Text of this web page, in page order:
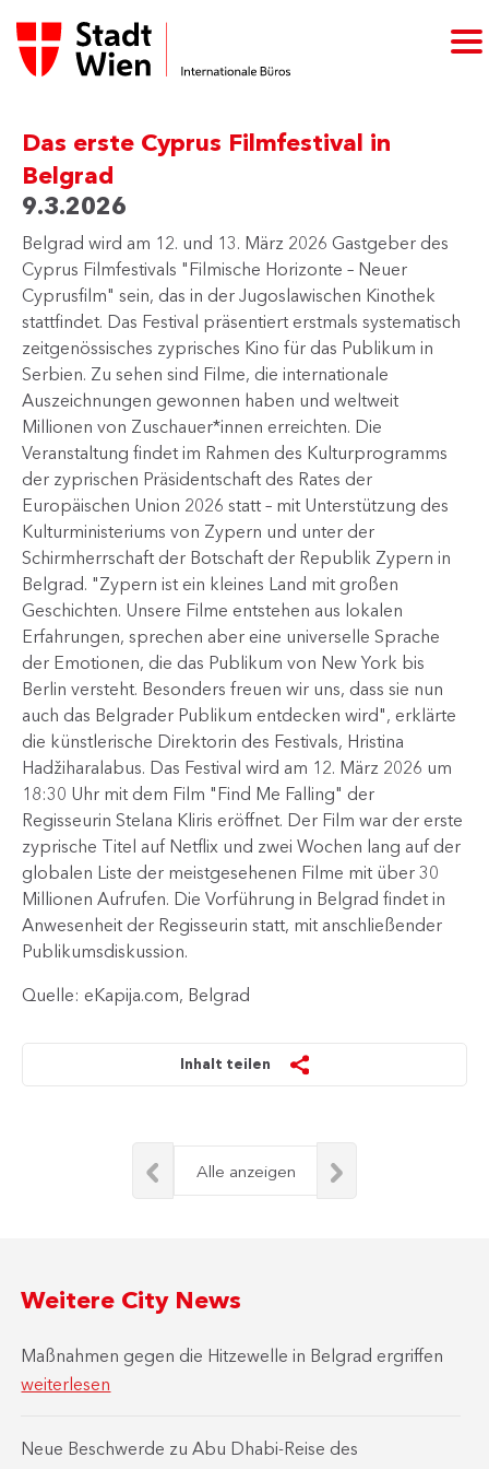
Das erste Cyprus Filmfestival in
Belgrad
9.3.2026
Belgrad wird am 12. und 13. März 2026 Gastgeber des
Cyprus Filmfestivals "Filmische Horizonte – Neuer
Cyprusfilm" sein, das in der Jugoslawischen Kinothek
stattfindet. Das Festival präsentiert erstmals systematisch
zeitgenössisches zyprisches Kino für das Publikum in
Serbien. Zu sehen sind Filme, die internationale
Auszeichnungen gewonnen haben und weltweit
Millionen von Zuschauer*innen erreichten. Die
Veranstaltung findet im Rahmen des Kulturprogramms
der zyprischen Präsidentschaft des Rates der
Europäischen Union 2026 statt – mit Unterstützung des
Kulturministeriums von Zypern und unter der
Schirmherrschaft der Botschaft der Republik Zypern in
Belgrad. "Zypern ist ein kleines Land mit großen
Geschichten. Unsere Filme entstehen aus lokalen
Erfahrungen, sprechen aber eine universelle Sprache
der Emotionen, die das Publikum von New York bis
Berlin versteht. Besonders freuen wir uns, dass sie nun
auch das Belgrader Publikum entdecken wird", erklärte
die künstlerische Direktorin des Festivals, Hristina
Hadžiharalabus. Das Festival wird am 12. März 2026 um
18:30 Uhr mit dem Film "Find Me Falling" der
Regisseurin Stelana Kliris eröffnet. Der Film war der erste
zyprische Titel auf Netflix und zwei Wochen lang auf der
globalen Liste der meistgesehenen Filme mit über 30
Millionen Aufrufen. Die Vorführung in Belgrad findet in
Anwesenheit der Regisseurin statt, mit anschließender
Publikumsdiskussion.​
Quelle: eKapija.com, Belgrad
Inhalt teilen
Alle anzeigen
Weitere City News
Maßnahmen gegen die Hitzewelle in Belgrad ergriffen
weiterlesen
Neue Beschwerde zu Abu Dhabi-Reise des